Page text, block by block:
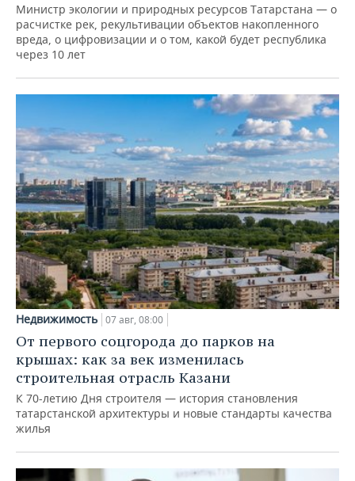
Министр экологии и природных ресурсов Татарстана — о
расчистке рек, рекультивации объектов накопленного
вреда, о цифровизации и о том, какой будет республика
через 10 лет
Недвижимость 07 авг, 08:00
От первого соцгорода до парков на
крышах: как за век изменилась
строительная отрасль Казани
К 70-летию Дня строителя — история становления
татарстанской архитектуры и новые стандарты качества
жилья